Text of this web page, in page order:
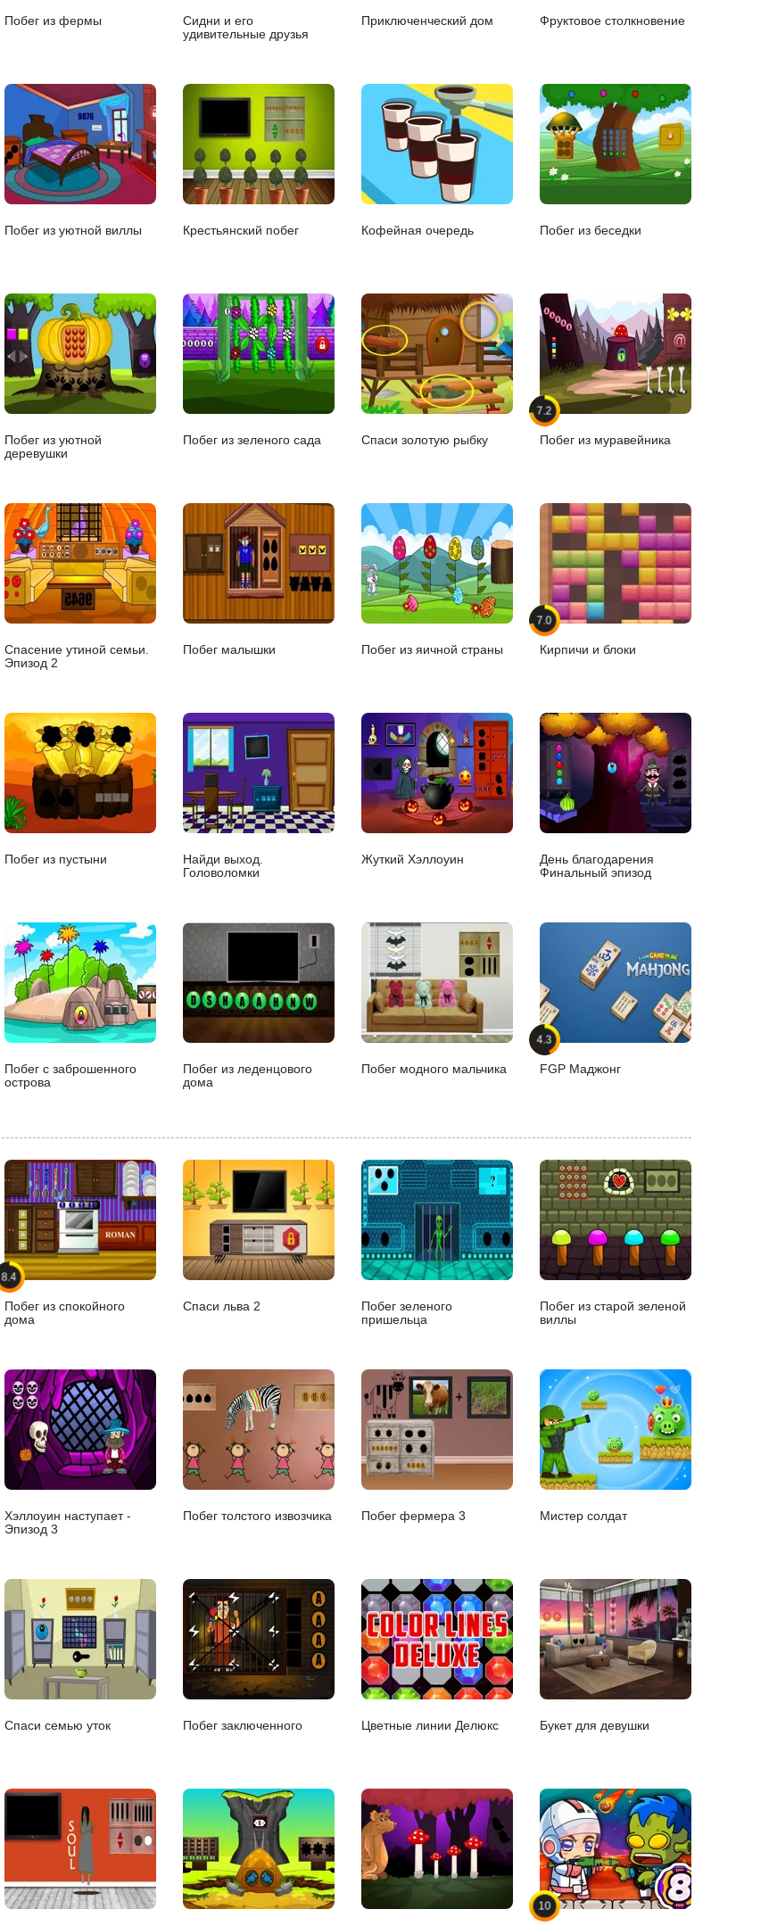
Побег из фермы
Сидни и его
удивительные друзья
Приключенческий дом Фруктовое столкновение
Побег из уютной виллы Крестьянский побег Кофейная очередь Побег из беседки
Побег из уютной
деревушки
Побег из зеленого сада Спаси золотую рыбку
7.2
Побег из муравейника
Спасение утиной семьи.
Эпизод 2
Побег малышки Побег из яичной страны
7.0
Кирпичи и блоки
Побег из пустыни
Найди выход.
Головоломки
Жуткий Хэллоуин
День благодарения
Финальный эпизод
Побег с заброшенного
острова
Побег из леденцового
дома
Побег модного мальчика
4.3
FGP Маджонг
8.4
Побег из спокойного
дома
Спаси льва 2
Побег зеленого
пришельца
Побег из старой зеленой
виллы
Хэллоуин наступает -
Эпизод 3
Побег толстого извозчика Побег фермера 3 Мистер солдат
Спаси семью уток Побег заключенного Цветные линии Делюкс Букет для девушки
10